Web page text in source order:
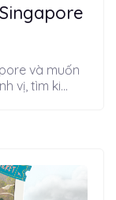
và muốn
vị, tìm ki...